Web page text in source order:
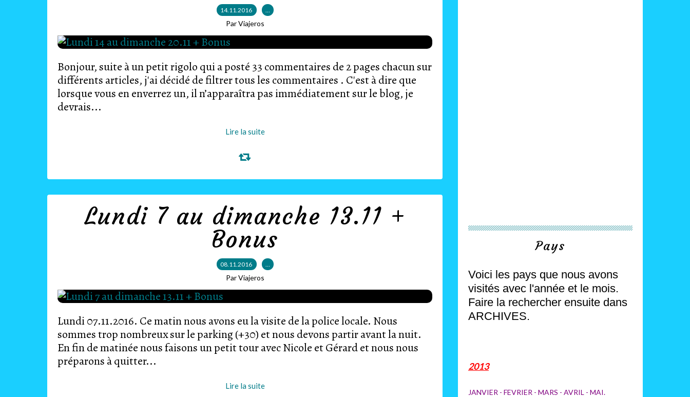
14.11.2016 …
Par Viajeros
Bonjour, suite à un petit rigolo qui a posté 33 commentaires de 2 pages chacun sur
différents articles, j'ai décidé de filtrer tous les commentaires . C'est à dire que
lorsque vous en enverrez un, il n’apparaîtra pas immédiatement sur le blog, je
devrais...
Lire la suite
Lundi 7 au dimanche 13.11 +
Bonus
08.11.2016 …
Par Viajeros
Lundi 07.11.2016. Ce matin nous avons eu la visite de la police locale. Nous
sommes trop nombreux sur le parking (+30) et nous devons partir avant la nuit.
En fin de matinée nous faisons un petit tour avec Nicole et Gérard et nous nous
préparons à quitter...
Lire la suite
Pays
Voici les pays que nous avons
visités avec l'année et le mois.
Faire la rechercher ensuite dans
ARCHIVES.
2013
JANVIER - FEVRIER - MARS - AVRIL - MAI.